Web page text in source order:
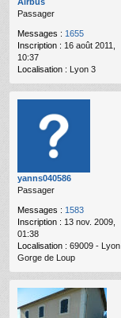
Passager
Messages : 1655
Inscription : 16 août 2011,
10:37
Localisation : Lyon 3
yanns040586
Passager
Messages : 1583
Inscription : 13 nov. 2009,
01:38
Localisation : 69009 - Lyon
Gorge de Loup